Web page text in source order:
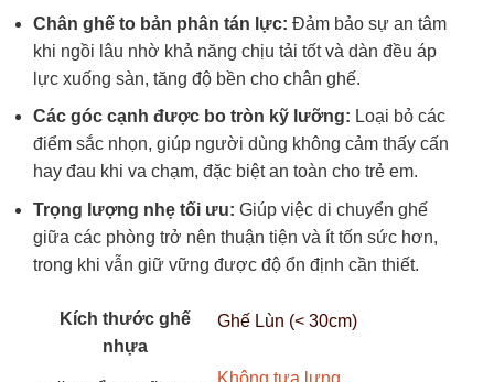
Chân ghế to bản phân tán lực: Đảm bảo sự an tâm
khi ngồi lâu nhờ khả năng chịu tải tốt và dàn đều áp
lực xuống sàn, tăng độ bền cho chân ghế.
Các góc cạnh được bo tròn kỹ lưỡng: Loại bỏ các
điểm sắc nhọn, giúp người dùng không cảm thấy cấn
hay đau khi va chạm, đặc biệt an toàn cho trẻ em.
Trọng lượng nhẹ tối ưu: Giúp việc di chuyển ghế
giữa các phòng trở nên thuận tiện và ít tốn sức hơn,
trong khi vẫn giữ vững được độ ổn định cần thiết.
Kích thước ghế
nhựa
Ghế Lùn (< 30cm)
Không tựa lưng